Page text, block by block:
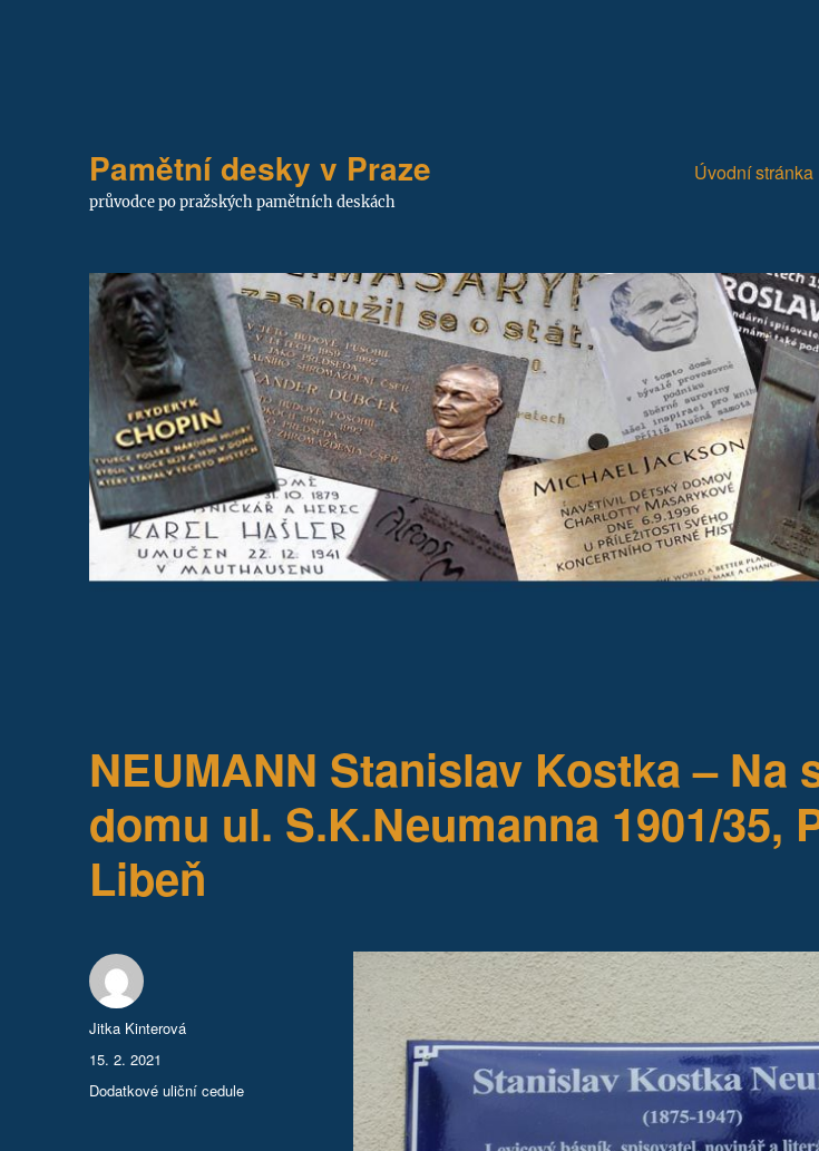
Pamětní desky v Praze
průvodce po pražských pamětních deskách
Úvodní stránka
NEUMANN Stanislav Kostka – Na
domu ul. S.K.Neumanna 1901/35,
Libeň
Autor:
Jitka Kinterová
Publikováno:
15. 2. 2021
Rubriky:
Dodatkové uliční cedule